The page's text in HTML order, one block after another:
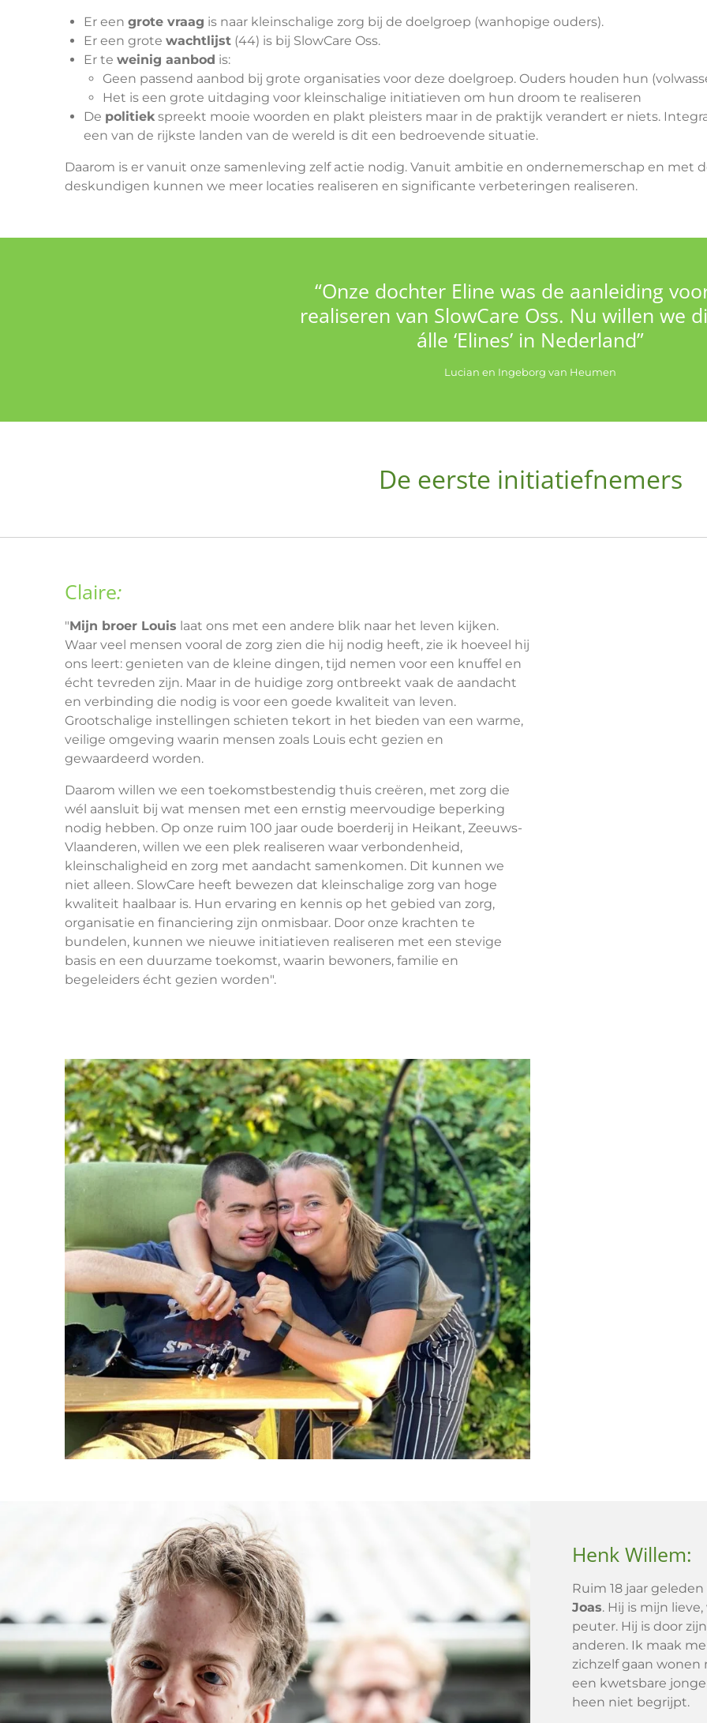
Er een grote vraag is naar kleinschalige zorg bij de doelgroep (wanhopige ouders).
Er een grote wachtlijst (44) is bij SlowCare Oss.
Er te weinig aanbod is:
Geen passend aanbod bij grote organisaties voor deze doelgroep. Ouders houden hun
Het is een grote uitdaging voor kleinschalige initiatieven om hun droom te realiseren
De politiek spreekt mooie woorden en plakt pleisters maar in de praktijk verandert er niets.
een van de rijkste landen van de wereld is dit een bedroevende situatie.
Daarom is er vanuit onze samenleving zelf actie nodig. Vanuit ambitie en ondernemerschap en met
deskundigen kunnen we meer locaties realiseren en significante verbeteringen realiseren.
“Onze dochter Eline was de aanleiding
realiseren van SlowCare Oss. Nu willen we
álle ‘Elines’ in Nederland”
Lucian en Ingeborg van Heumen
De eerste initiatiefnemers
Claire:
"Mijn broer Louis laat ons met een andere blik naar het leven kijken.
Waar veel mensen vooral de zorg zien die hij nodig heeft, zie ik hoeveel hij
ons leert: genieten van de kleine dingen, tijd nemen voor een knuffel en
écht tevreden zijn. Maar in de huidige zorg ontbreekt vaak de aandacht
en verbinding die nodig is voor een goede kwaliteit van leven.
Grootschalige instellingen schieten tekort in het bieden van een warme,
veilige omgeving waarin mensen zoals Louis echt gezien en
gewaardeerd worden.
Daarom willen we een toekomstbestendig thuis creëren, met zorg die
wél aansluit bij wat mensen met een ernstig meervoudige beperking
nodig hebben. Op onze ruim 100 jaar oude boerderij in Heikant, Zeeuws-
Vlaanderen, willen we een plek realiseren waar verbondenheid,
kleinschaligheid en zorg met aandacht samenkomen. Dit kunnen we
niet alleen. SlowCare heeft bewezen dat kleinschalige zorg van hoge
kwaliteit haalbaar is. Hun ervaring en kennis op het gebied van zorg,
organisatie en financiering zijn onmisbaar. Door onze krachten te
bundelen, kunnen we nieuwe initiatieven realiseren met een stevige
basis en een duurzame toekomst, waarin bewoners, familie en
begeleiders écht gezien worden".
Henk Willem:
Ruim 18 jaar
Joas. Hij is mijn
peuter. Hij is door
anderen. Ik maak
zichzelf gaan wonen
een kwetsbare
heen niet begrijpt.